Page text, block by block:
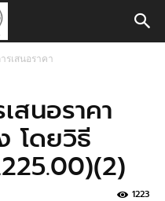
รเสนอราคา
สนอราคา
โดยวิธี
1223